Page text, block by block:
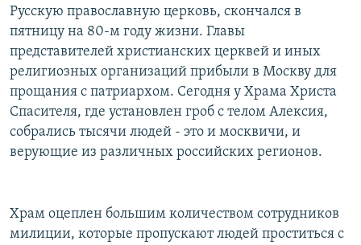
Русскую православную церковь, скончался в
пятницу на 80-м году жизни. Главы
представителей христианских церквей и иных
религиозных организаций прибыли в Москву для
прощания с патриархом. Сегодня у Храма Христа
Спасителя, где установлен гроб с телом Алексия,
собрались тысячи людей - это и москвичи, и
верующие из различных российских регионов.
Храм оцеплен большим количеством сотрудников
милиции, которые пропускают людей проститься с